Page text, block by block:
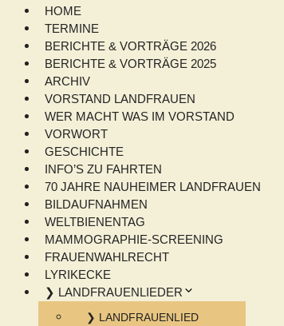
HOME
TERMINE
BERICHTE & VORTRÄGE 2026
BERICHTE & VORTRÄGE 2025
ARCHIV
VORSTAND LANDFRAUEN
WER MACHT WAS IM VORSTAND
VORWORT
GESCHICHTE
INFO’S ZU FAHRTEN
70 JAHRE NAUHEIMER LANDFRAUEN
BILDAUFNAHMEN
WELTBIENENTAG
MAMMOGRAPHIE-SCREENING
FRAUENWAHLRECHT
LYRIKECKE
❯ LANDFRAUENLIEDER
❯ LANDFRAUENLIED